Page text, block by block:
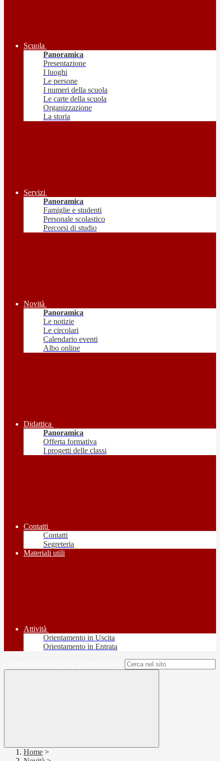
Scuola
Panoramica
Presentazione
I luoghi
Le persone
I numeri della scuola
Le carte della scuola
Organizzazione
La storia
Servizi
Panoramica
Famiglie e studenti
Personale scolastico
Percorsi di studio
Novità
Panoramica
Le notizie
Le circolari
Calendario eventi
Albo online
Didattica
Panoramica
Offerta formativa
I progetti delle classi
Contatti
Contatti
Segreteria
Materiali utili
Attività
Orientamento in Uscita
Orientamento in Entrata
Home >